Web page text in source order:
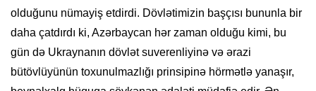
olduğunu nümayiş etdirdi. Dövlətimizin başçısı bununla bir
daha çatdırdı ki, Azərbaycan hər zaman olduğu kimi, bu
gün də Ukraynanın dövlət suverenliyinə və ərazi
bütövlüyünün toxunulmazlığı prinsipinə hörmətlə yanaşır,